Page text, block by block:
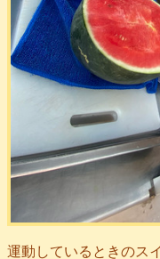
運動しているときのス